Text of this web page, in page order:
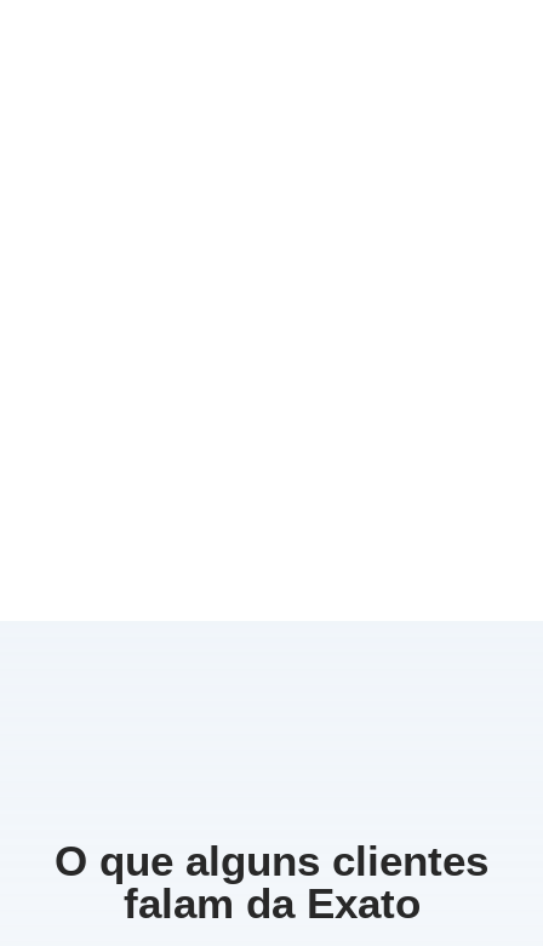
O que alguns clientes
falam da Exato